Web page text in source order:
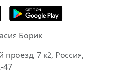
Борик
проезд, 7 к2, Россия,
47